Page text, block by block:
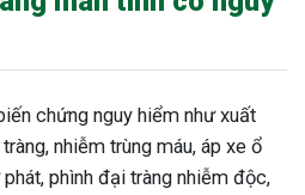
chứng nguy hiểm như xuất
nhiễm trùng máu, áp xe ổ
phình đại tràng nhiễm độc,